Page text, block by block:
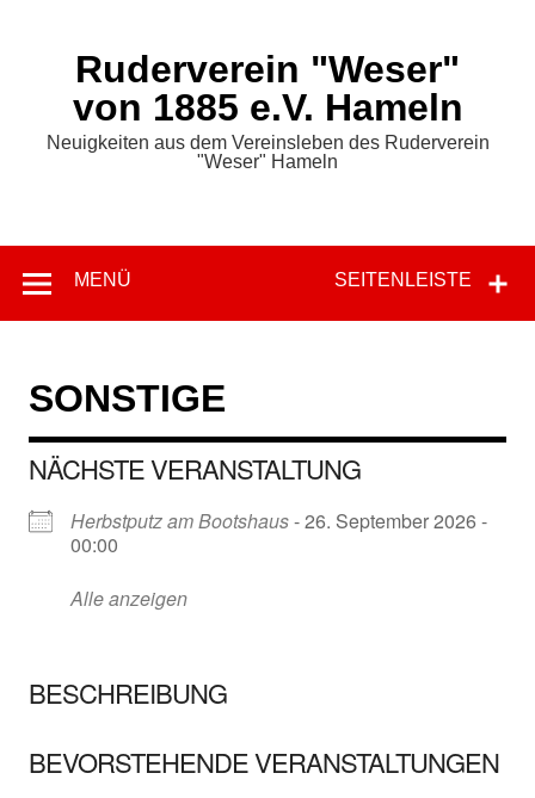
Ruderverein "Weser"
von 1885 e.V. Hameln
Neuigkeiten aus dem Vereinsleben des Ruderverein
"Weser" Hameln
SEITENLEISTE
MENÜ
SONSTIGE
NÄCHSTE VERANSTALTUNG
Herbstputz am Bootshaus- 26. September 2026 -
00:00
Alle anzeigen
BESCHREIBUNG
BEVORSTEHENDE VERANSTALTUNGEN